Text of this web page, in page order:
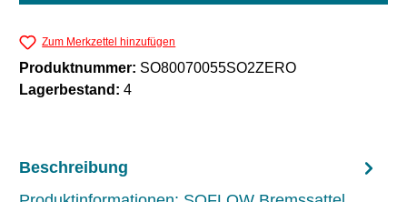
Zum Merkzettel hinzufügen
Produktnummer: SO80070055SO2ZERO
Lagerbestand: 4
Beschreibung